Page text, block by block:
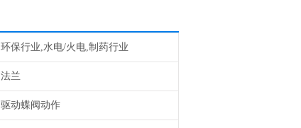
环保行业,水电/火电,制药行业
法兰
驱动蝶阀动作